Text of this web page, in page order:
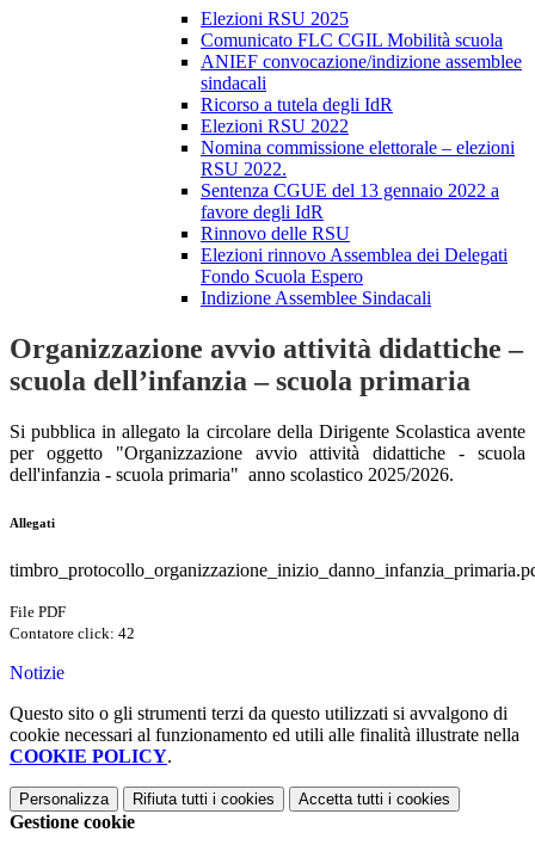
Elezioni RSU 2025
Comunicato FLC CGIL Mobilità scuola
ANIEF convocazione/indizione assemblee
sindacali
Ricorso a tutela degli IdR
Elezioni RSU 2022
Nomina commissione elettorale – elezioni
RSU 2022.
Sentenza CGUE del 13 gennaio 2022 a
favore degli IdR
Rinnovo delle RSU
Elezioni rinnovo Assemblea dei Delegati
Fondo Scuola Espero
Indizione Assemblee Sindacali
Organizzazione avvio attività didattiche –
scuola dell’infanzia – scuola primaria
Si pubblica in allegato la circolare della Dirigente Scolastica avente
per oggetto "Organizzazione avvio attività didattiche - scuola
dell'infanzia - scuola primaria" anno scolastico 2025/2026.
Allegati
File PDF
Contatore click: 42
Notizie
Questo sito o gli strumenti terzi da questo utilizzati si avvalgono di
cookie necessari al funzionamento ed utili alle finalità illustrate nella
COOKIE POLICY.
Personalizza Rifiuta tutti i cookies Accetta tutti i cookies
Gestione cookie